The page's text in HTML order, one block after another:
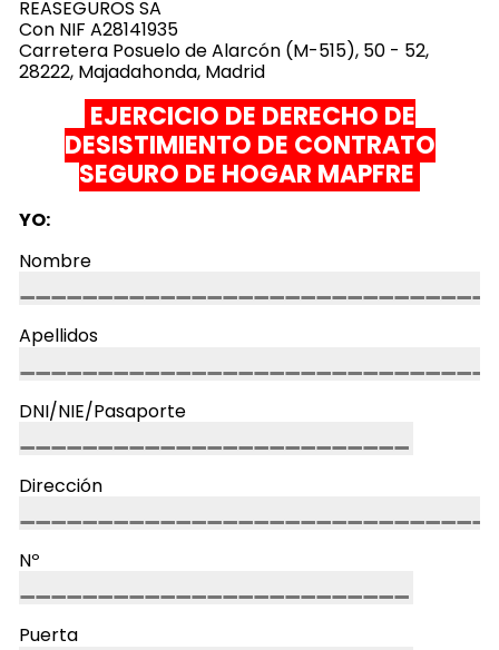
REASEGUROS SA
Con NIF A28141935
Carretera Posuelo de Alarcón (M-515), 50 - 52,
28222, Majadahonda, Madrid
EJERCICIO DE DERECHO DE
DESISTIMIENTO DE CONTRATO
SEGURO DE HOGAR MAPFRE
YO:
Nombre
Apellidos
DNI/NIE/Pasaporte
Dirección
Nº
Puerta